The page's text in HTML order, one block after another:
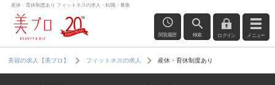
産休・育休制度あり フィットネスの求人・転職・募集
閲覧履歴 検索 ログイン メニュー
美容の求人【美プロ】 フィットネスの求人 産休・育休制度あり